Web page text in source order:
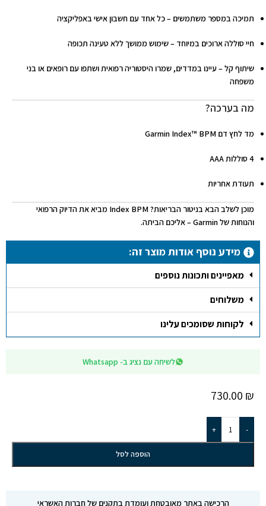
תמיכה במספר משתמשים – כל אחד עם חשבון אישי באפליקציה
חיי סוללה ארוכים במיוחד – שימוש ממושך ללא טעינה תכופה
שיתוף קל– עיינו במדדים, שמרו היסטוריה רפואית ושתפו עם רופאים או בני
משפחה
מה בערכה?
מד לחץ דם Garmin Index™ BPM
4 סוללות AAA
תעודת אחריות
מוכן לשלב הבא בניטור הבריאות? Index BPM מביא את הדיוק הרפואי
והנוחות של Garmin – אליכם הביתה.
מידע נוסף אודות מוצר זה:
מאפיינים ותכונות נוספים
משלוחים
לקוחות שסומכים עלינו
לשיחה עם נציג ב- Whatsapp
730.00 ₪
-
+
הוספה לסל
הרכישה באתר מאובטחת ועומדת בתקנים של חברות האשראי